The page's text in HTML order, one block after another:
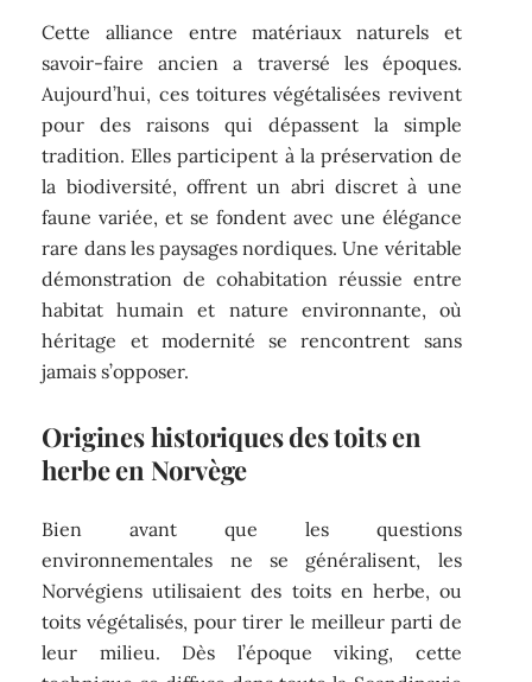
Cette alliance entre matériaux naturels et
savoir-faire ancien a traversé les époques.
Aujourd’hui, ces toitures végétalisées revivent
pour des raisons qui dépassent la simple
tradition. Elles participent à la préservation de
la biodiversité, offrent un abri discret à une
faune variée, et se fondent avec une élégance
rare dans les paysages nordiques. Une véritable
démonstration de cohabitation réussie entre
habitat humain et nature environnante, où
héritage et modernité se rencontrent sans
jamais s’opposer.
Origines historiques des toits en
herbe en Norvège
Bien avant que les questions
environnementales ne se généralisent, les
Norvégiens utilisaient des toits en herbe, ou
toits végétalisés, pour tirer le meilleur parti de
leur milieu. Dès l’époque viking, cette